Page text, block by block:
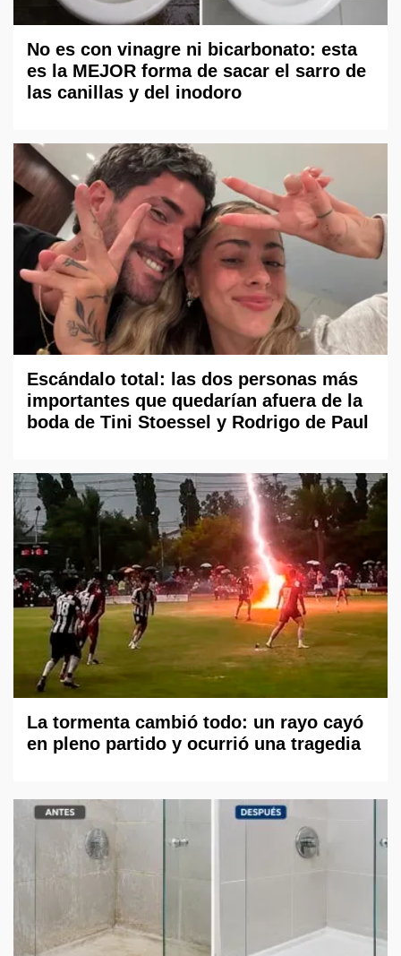
No es con vinagre ni bicarbonato: esta
es la MEJOR forma de sacar el sarro de
las canillas y del inodoro
Escándalo total: las dos personas más
importantes que quedarían afuera de la
boda de Tini Stoessel y Rodrigo de Paul
La tormenta cambió todo: un rayo cayó
en pleno partido y ocurrió una tragedia